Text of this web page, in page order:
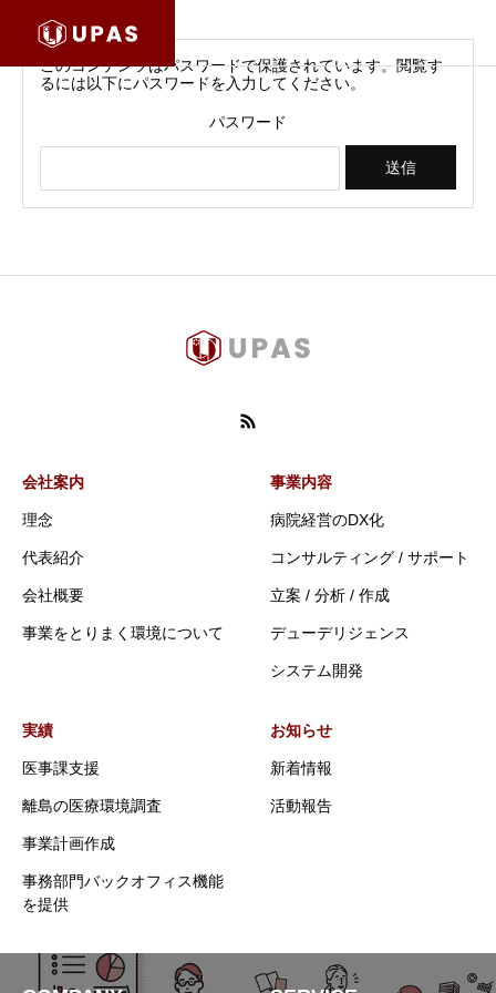
このコンテンツはパスワードで保護されています。閲覧す
るには以下にパスワードを入力してください。
パスワード
会社案内
理念
代表紹介
会社概要
事業をとりまく環境について
事業内容
病院経営のDX化
コンサルティング / サポート
立案 / 分析 / 作成
デューデリジェンス
システム開発
実績
医事課支援
離島の医療環境調査
事業計画作成
事務部門バックオフィス機能
を提供
お知らせ
新着情報
活動報告